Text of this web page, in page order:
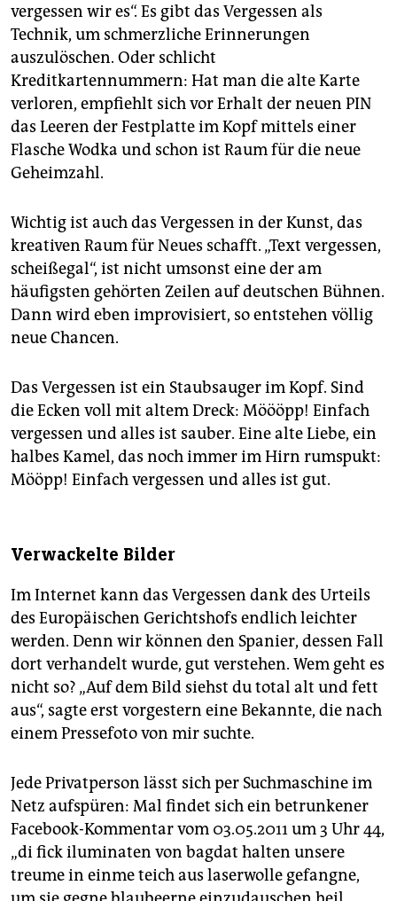
vergessen wir es“. Es gibt das Vergessen als
Technik, um schmerzliche Erinnerungen
auszulöschen. Oder schlicht
Kreditkartennummern: Hat man die alte Karte
verloren, empfiehlt sich vor Erhalt der neuen PIN
das Leeren der Festplatte im Kopf mittels einer
Flasche Wodka und schon ist Raum für die neue
Geheimzahl.
Wichtig ist auch das Vergessen in der Kunst, das
kreativen Raum für Neues schafft. „Text vergessen,
scheißegal“, ist nicht umsonst eine der am
häufigsten gehörten Zeilen auf deutschen Bühnen.
Dann wird eben improvisiert, so entstehen völlig
neue Chancen.
Das Vergessen ist ein Staubsauger im Kopf. Sind
die Ecken voll mit altem Dreck: Möööpp! Einfach
vergessen und alles ist sauber. Eine alte Liebe, ein
halbes Kamel, das noch immer im Hirn rumspukt:
Mööpp! Einfach vergessen und alles ist gut.
Verwackelte Bilder
Im Internet kann das Vergessen dank des Urteils
des Europäischen Gerichtshofs endlich leichter
werden. Denn wir können den Spanier, dessen Fall
dort verhandelt wurde, gut verstehen. Wem geht es
nicht so? „Auf dem Bild siehst du total alt und fett
aus“, sagte erst vorgestern eine Bekannte, die nach
einem Pressefoto von mir suchte.
Jede Privatperson lässt sich per Suchmaschine im
Netz aufspüren: Mal findet sich ein betrunkener
Facebook-Kommentar vom 03.05.2011 um 3 Uhr 44,
„di fick iluminaten von bagdat halten unsere
treume in einme teich aus laserwolle gefangne,